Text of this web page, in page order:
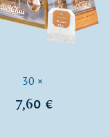
30 ×
7,60 €